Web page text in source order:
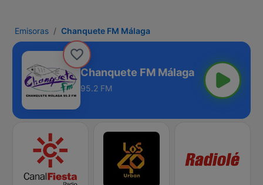
Emisoras Chanquete FM Málaga
Chanquete FM Málaga
95.2 FM